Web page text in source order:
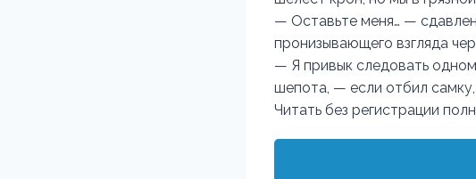
— Оставьте меня… —
пронизывающего взгляда
— Я привык следовать
шепота, — если отбил
Читать без регистрации